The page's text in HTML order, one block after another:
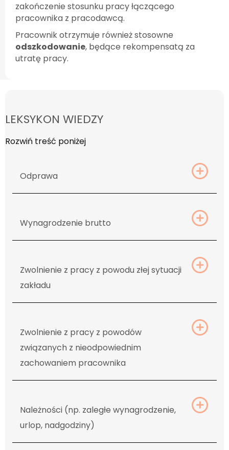
zakończenie stosunku pracy łączącego
pracownika z pracodawcą.
Pracownik otrzymuje również stosowne
odszkodowanie, będące rekompensatą za
utratę pracy.
LEKSYKON WIEDZY
Rozwiń treść poniżej
Odprawa
Wynagrodzenie brutto
Zwolnienie z pracy z powodu złej sytuacji
zakładu
Zwolnienie z pracy z powodów
związanych z nieodpowiednim
zachowaniem pracownika
Należności (np. zaległe wynagrodzenie,
urlop, nadgodziny)